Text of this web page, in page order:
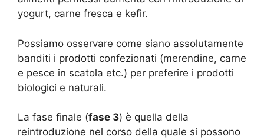
yogurt, carne fresca e kefir.
Possiamo osservare come siano assolutamente
banditi i prodotti confezionati (merendine, carne
e pesce in scatola etc.) per preferire i prodotti
biologici e naturali.
La fase finale (fase 3) è quella della
reintroduzione nel corso della quale si possono